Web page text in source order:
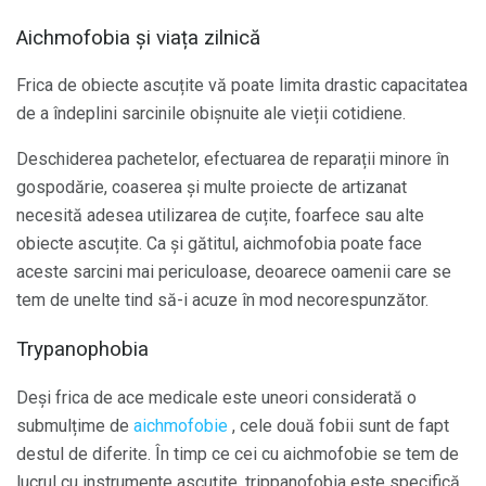
Aichmofobia și viața zilnică
Frica de obiecte ascuțite vă poate limita drastic capacitatea
de a îndeplini sarcinile obișnuite ale vieții cotidiene.
Deschiderea pachetelor, efectuarea de reparații minore în
gospodărie, coaserea și multe proiecte de artizanat
necesită adesea utilizarea de cuțite, foarfece sau alte
obiecte ascuțite. Ca și gătitul, aichmofobia poate face
aceste sarcini mai periculoase, deoarece oamenii care se
tem de unelte tind să-i acuze în mod necorespunzător.
Trypanophobia
Deși frica de ace medicale este uneori considerată o
submulțime de aichmofobie , cele două fobii sunt de fapt
destul de diferite. În timp ce cei cu aichmofobie se tem de